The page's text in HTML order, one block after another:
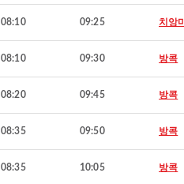
08:10 09:25 치앙
08:10 09:30 방콕
08:20 09:45 방콕
08:35 09:50 방콕
08:35 10:05 방콕